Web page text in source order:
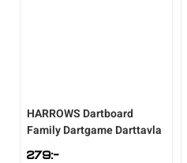
HARROWS Dartboard
Family Dartgame Darttavla
279:-